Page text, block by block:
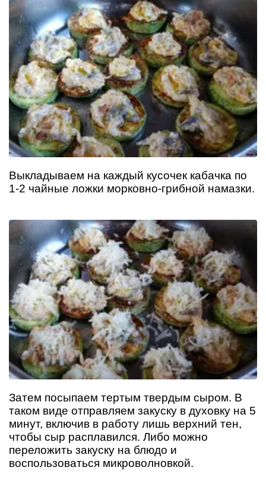
Выкладываем на каждый кусочек кабачка по
1-2 чайные ложки морковно-грибной намазки.
Затем посыпаем тертым твердым сыром. В
таком виде отправляем закуску в духовку на 5
минут, включив в работу лишь верхний тен,
чтобы сыр расплавился. Либо можно
переложить закуску на блюдо и
воспользоваться микроволновкой.